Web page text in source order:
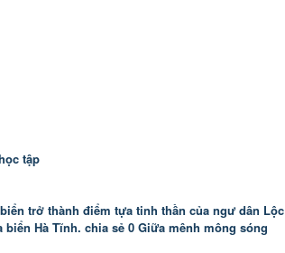
tập
trở thành điểm tựa tinh thần của ngư dân Lộc
Hà Tĩnh. chia sẻ 0 Giữa mênh mông sóng